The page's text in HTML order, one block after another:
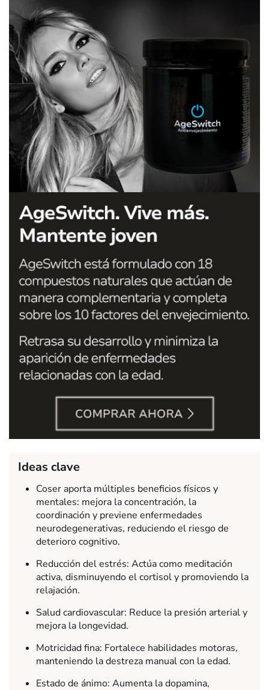
Ideas clave
Coser aporta múltiples beneficios físicos y
mentales: mejora la concentración, la
coordinación y previene enfermedades
neurodegenerativas, reduciendo el riesgo de
deterioro cognitivo.
Reducción del estrés: Actúa como meditación
activa, disminuyendo el cortisol y promoviendo la
relajación.
Salud cardiovascular: Reduce la presión arterial y
mejora la longevidad.
Motricidad fina: Fortalece habilidades motoras,
manteniendo la destreza manual con la edad.
Estado de ánimo: Aumenta la dopamina,